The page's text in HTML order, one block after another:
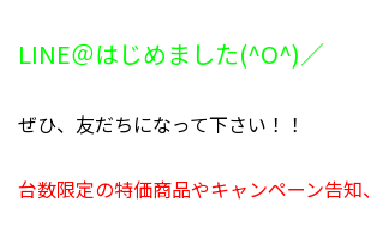
LINE＠はじめました(^O^)／
ぜひ、友だちになって下さい！！
台数限定の特価商品やキャンペーン告知、